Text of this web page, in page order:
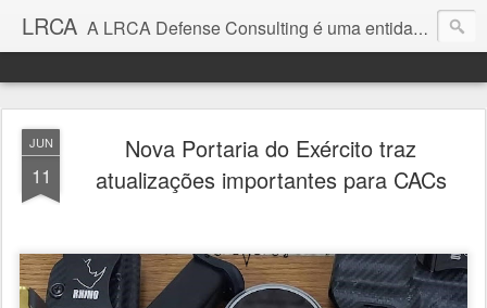
LRCA A LRCA Defense Consulting é uma entidade sem fins lucrativos que se dedica a produzir e divulgar notícias e análises sobre as Empresas de Defesa. Não somos jornalistas e nem este é um blog jornalístico.
JUN
11
Nova Portaria do Exército traz
atualizações importantes para CACs